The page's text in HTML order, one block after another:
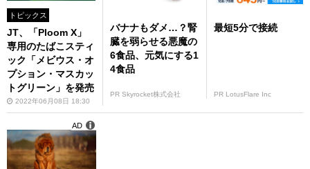
トピックス
JT、「Ploom X」
専用のたばこスティ
ック「メビウス・オ
プション・マスカッ
トグリーン」を発売
2022年06月08日 18:30
バナナもダメ…？腎
臓を弱らせる悪魔の
6食品、元気にする1
4食品
PR Skyrocket株式会社
最短5分で接続
PR LotusFlare Inc
AD